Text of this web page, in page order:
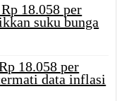
18.058 per
suku bunga
18.058 per
data inflasi